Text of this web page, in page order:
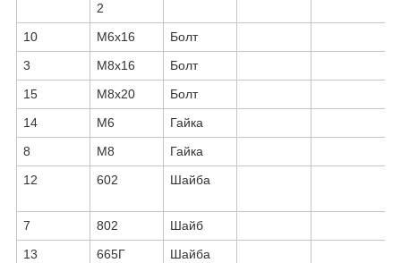
2
10 М6х16
Болт
3
М8х16
Болт
15
М8х20
Болт
14
М6
Гайка
8
М8
Гайка
12
602 Шайба
7 802
Шайб
13
665Г Шайба